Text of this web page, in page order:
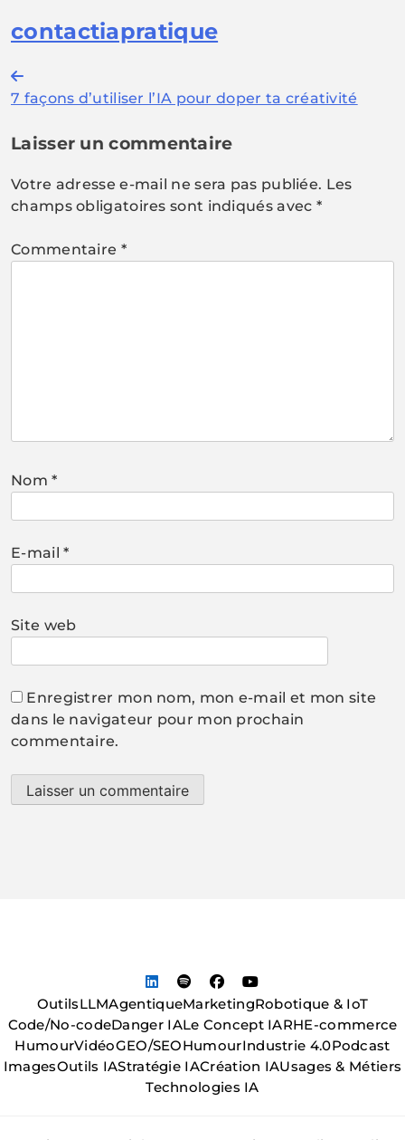
contactiapratique
Navigation
de
l’article
7 façons d’utiliser l’IA pour doper ta créativité
Laisser un commentaire
Votre adresse e-mail ne sera pas publiée. Les
champs obligatoires sont indiqués avec *
Commentaire *
Nom*
E-mail*
Site web
Enregistrer mon nom, mon e-mail et mon site
dans le navigateur pour mon prochain
commentaire.
OutilsLLMAgentiqueMarketingRobotique & IoT
Code/No-codeDanger IALe Concept IARHE-commerce
HumourVidéoGEO/SEOHumourIndustrie 4.0Podcast
ImagesOutils IAStratégie IACréation IAUsages & Métiers
Technologies IA